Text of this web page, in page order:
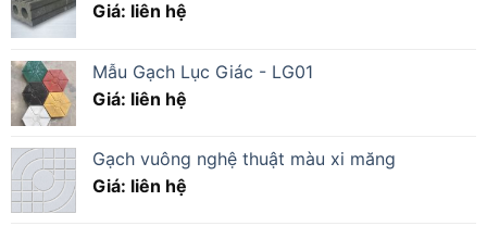
Giá: liên hệ
Mẫu Gạch Lục Giác - LG01
Giá: liên hệ
Gạch vuông nghệ thuật màu xi măng
Giá: liên hệ